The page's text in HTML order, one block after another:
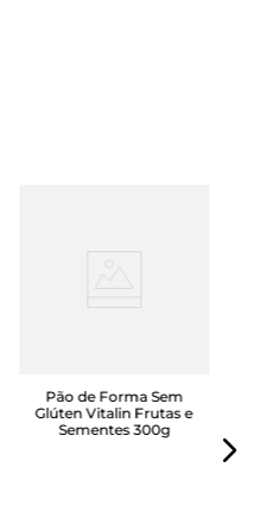
Pão de Forma Sem
Glúten Vitalin Frutas e
Sementes 300g